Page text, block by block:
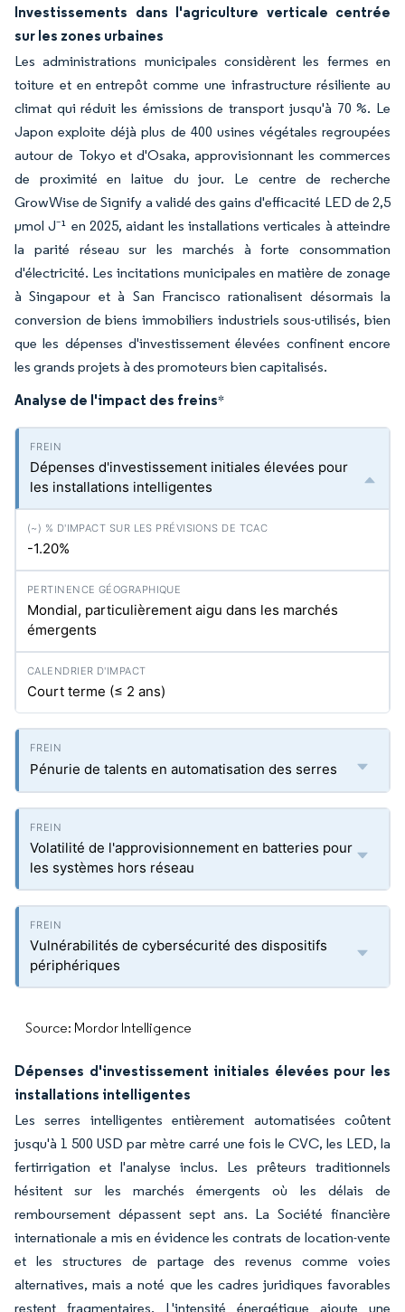
Investissements dans l'agriculture verticale centrée
sur les zones urbaines
Les administrations municipales considèrent les fermes en
toiture et en entrepôt comme une infrastructure résiliente au
climat qui réduit les émissions de transport jusqu'à 70 %. Le
Japon exploite déjà plus de 400 usines végétales regroupées
autour de Tokyo et d'Osaka, approvisionnant les commerces
de proximité en laitue du jour. Le centre de recherche
GrowWise de Signify a validé des gains d'efficacité LED de 2,5
µmol J⁻¹ en 2025, aidant les installations verticales à atteindre
la parité réseau sur les marchés à forte consommation
d'électricité. Les incitations municipales en matière de zonage
à Singapour et à San Francisco rationalisent désormais la
conversion de biens immobiliers industriels sous-utilisés, bien
que les dépenses d'investissement élevées confinent encore
les grands projets à des promoteurs bien capitalisés.
Analyse de l'impact des freins*
Dépenses d'investissement initiales élevées pour
les installations intelligentes
-1.20%
Mondial, particulièrement aigu dans les marchés
émergents
Court terme (≤ 2 ans)
Pénurie de talents en automatisation des serres
Volatilité de l'approvisionnement en batteries pour
les systèmes hors réseau
Vulnérabilités de cybersécurité des dispositifs
périphériques
Source: Mordor Intelligence
Dépenses d'investissement initiales élevées pour les
installations intelligentes
Les serres intelligentes entièrement automatisées coûtent
jusqu'à 1 500 USD par mètre carré une fois le CVC, les LED, la
fertirrigation et l'analyse inclus. Les prêteurs traditionnels
hésitent sur les marchés émergents où les délais de
remboursement dépassent sept ans. La Société financière
internationale a mis en évidence les contrats de location-vente
et les structures de partage des revenus comme voies
alternatives, mais a noté que les cadres juridiques favorables
restent fragmentaires. L'intensité énergétique ajoute une